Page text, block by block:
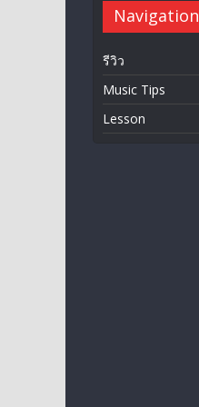
Navigation
รีวิว
Music Tips
Lesson